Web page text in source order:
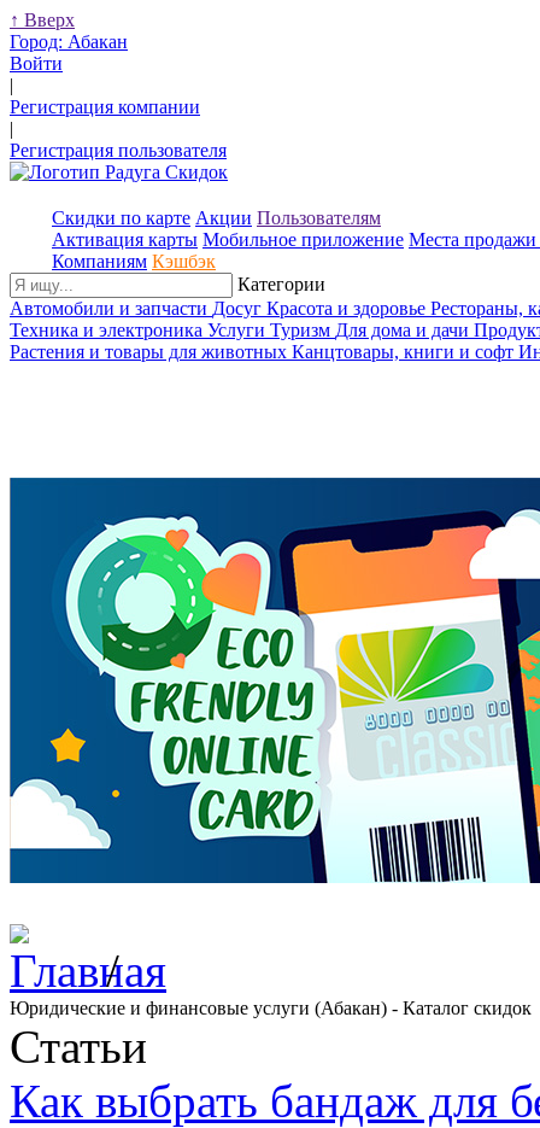
↑ Вверх
Город: Абакан
Войти
|
Регистрация компании
|
Регистрация пользователя
Скидки по карте Акции Пользователям
Активация карты Мобильное приложение Места продажи
Компаниям Кэшбэк
Категории
Автомобили и запчасти Досуг Красота и здоровье Рестораны,
Техника и электроника Услуги Туризм Для дома и дачи
Растения и товары для животных Канцтовары, книги и софт
/
Юридические и финансовые услуги (Абакан) - Каталог скидок
Статьи
Как выбрать бандаж для